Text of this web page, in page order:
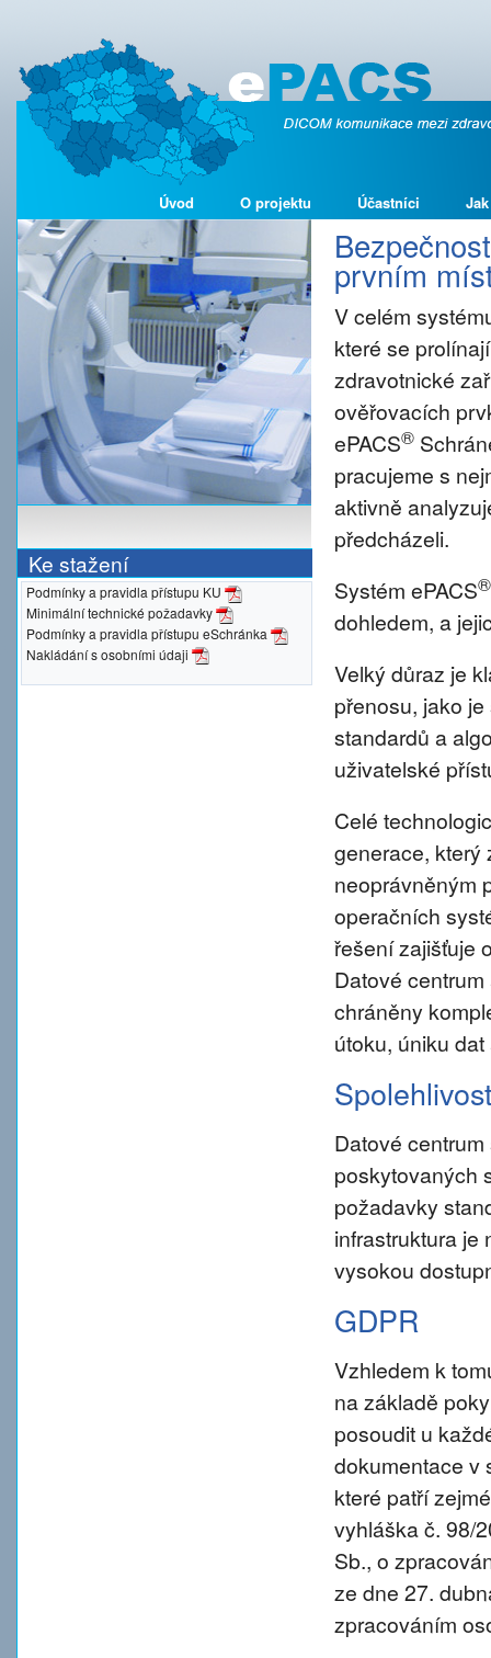
Úvod O projektu Účastníci
Ke stažení
Podmínky a pravidla přístupu KU
Minimální technické požadavky
Podmínky a pravidla přístupu eSchránka
Nakládání s osobními údaji
prvním
V celém
které se
zdravotnické
ověřovacích
ePACS®
pracujeme s
aktivně
předcházeli.
Systém ePACS®
dohledem, a
Velký důraz je
přenosu, jako
standardů a
uživatelské
Celé
generace, který
neoprávněným
operačních
řešení zajišťuje
Datové
chráněny
útoku, úniku
Spolehlivost
Datové
poskytovaných
požadavky
infrastruktura je
vysokou
GDPR
Vzhledem k
na základě
posoudit u
dokumentace v
které patří
vyhláška č. 98/
Sb., o
ze dne 27.
zpracováním